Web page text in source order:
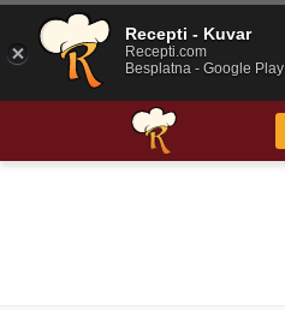
Recepti - Kuvar
Recepti.com
Besplatna - Google Play